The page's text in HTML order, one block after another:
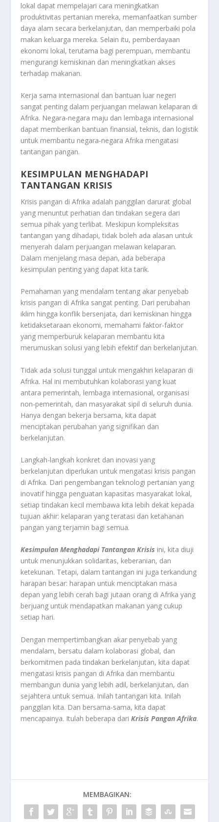
lokal dapat mempelajari cara meningkatkan
produktivitas pertanian mereka, memanfaatkan sumber
daya alam secara berkelanjutan, dan memperbaiki pola
makan keluarga mereka. Selain itu, pemberdayaan
ekonomi lokal, terutama bagi perempuan, membantu
mengurangi kemiskinan dan meningkatkan akses
terhadap makanan.
Kerja sama internasional dan bantuan luar negeri
sangat penting dalam perjuangan melawan kelaparan di
Afrika. Negara-negara maju dan lembaga internasional
dapat memberikan bantuan finansial, teknis, dan logistik
untuk membantu negara-negara Afrika mengatasi
tantangan pangan.
KESIMPULAN MENGHADAPI
TANTANGAN KRISIS
Krisis pangan di Afrika adalah panggilan darurat global
yang menuntut perhatian dan tindakan segera dari
semua pihak yang terlibat. Meskipun kompleksitas
tantangan yang dihadapi, tidak boleh ada alasan untuk
menyerah dalam perjuangan melawan kelaparan.
Dalam menjelang masa depan, ada beberapa
kesimpulan penting yang dapat kita tarik.
Pemahaman yang mendalam tentang akar penyebab
krisis pangan di Afrika sangat penting. Dari perubahan
iklim hingga konflik bersenjata, dari kemiskinan hingga
ketidaksetaraan ekonomi, memahami faktor-faktor
yang memperburuk kelaparan membantu kita
merumuskan solusi yang lebih efektif dan berkelanjutan.
Tidak ada solusi tunggal untuk mengakhiri kelaparan di
Afrika. Hal ini membutuhkan kolaborasi yang kuat
antara pemerintah, lembaga internasional, organisasi
non-pemerintah, dan masyarakat sipil di seluruh dunia.
Hanya dengan bekerja bersama, kita dapat
menciptakan perubahan yang signifikan dan
berkelanjutan.
Langkah-langkah konkret dan inovasi yang
berkelanjutan diperlukan untuk mengatasi krisis pangan
di Afrika. Dari pengembangan teknologi pertanian yang
inovatif hingga penguatan kapasitas masyarakat lokal,
setiap tindakan kecil membawa kita lebih dekat kepada
tujuan akhir: kelaparan yang teratasi dan ketahanan
pangan yang terjamin bagi semua.
Kesimpulan Menghadapi Tantangan Krisis ini, kita diuji
untuk menunjukkan solidaritas, keberanian, dan
ketekunan. Tetapi, dalam tantangan ini juga terkandung
harapan besar: harapan untuk menciptakan masa
depan yang lebih cerah bagi jutaan orang di Afrika yang
berjuang untuk mendapatkan makanan yang cukup
setiap hari.
Dengan mempertimbangkan akar penyebab yang
mendalam, bersatu dalam kolaborasi global, dan
berkomitmen pada tindakan berkelanjutan, kita dapat
mengatasi krisis pangan di Afrika dan membantu
membangun dunia yang lebih adil, berkelanjutan, dan
sejahtera untuk semua. Inilah tantangan kita. Inilah
panggilan kita. Dan bersama-sama, kita dapat
mencapainya. Itulah beberapa dariKrisis Pangan Afrika.
MEMBAGIKAN: